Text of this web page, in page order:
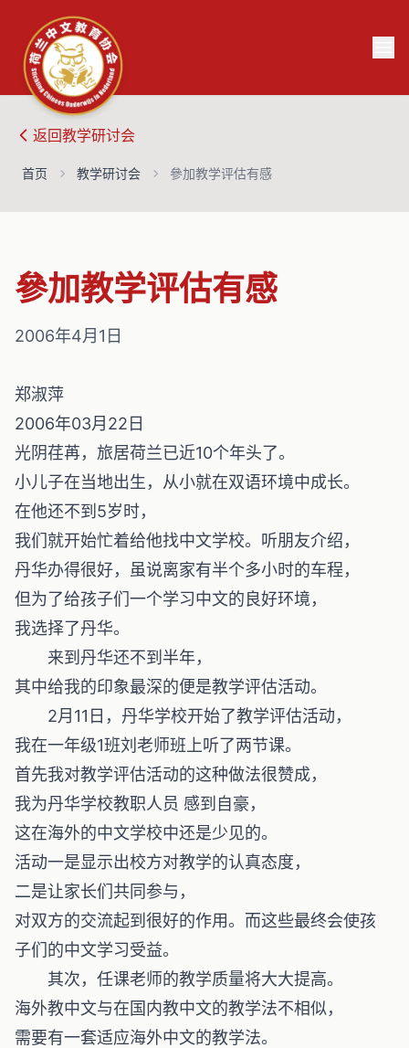
返回教学研讨会
首页 教学研讨会 參加教学评估有感
參加教学评估有感
2006年4月1日
郑淑萍
2006年03月22日
光阴荏苒，旅居荷兰已近10个年头了。
小儿子在当地出生，从小就在双语环境中成长。
在他还不到5岁时，
我们就开始忙着给他找中文学校。听朋友介绍，
丹华办得很好，虽说离家有半个多小时的车程，
但为了给孩子们一个学习中文的良好环境，
我选择了丹华。
来到丹华还不到半年，
其中给我的印象最深的便是教学评估活动。
2月11日，丹华学校开始了教学评估活动，
我在一年级1班刘老师班上听了两节课。
首先我对教学评估活动的这种做法很赞成，
我为丹华学校教职人员 感到自豪，
这在海外的中文学校中还是少见的。
活动一是显示出校方对教学的认真态度，
二是让家长们共同参与，
对双方的交流起到很好的作用。而这些最终会使孩
子们的中文学习受益。
其次，任课老师的教学质量将大大提高。
海外教中文与在国内教中文的教学法不相似，
需要有一套适应海外中文的教学法。